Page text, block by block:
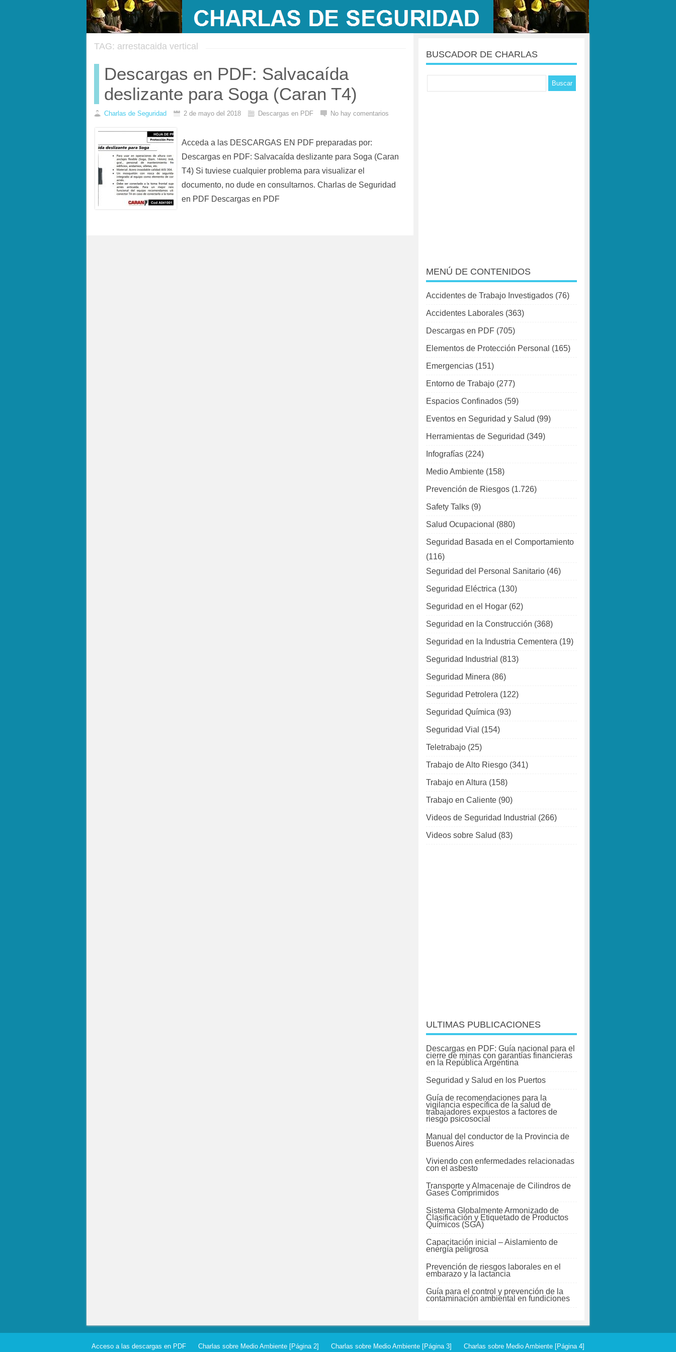
TAG: arrestacaida vertical
Descargas en PDF: Salvacaída
deslizante para Soga (Caran T4)
Charlas de Seguridad 2 de mayo del 2018 Descargas en PDF No hay comentarios
Acceda a las DESCARGAS EN PDF preparadas por:
Descargas en PDF: Salvacaída deslizante para Soga (Caran
T4) Si tuviese cualquier problema para visualizar el
documento, no dude en consultarnos. Charlas de Seguridad
en PDF Descargas en PDF
BUSCADOR DE CHARLAS
MENÚ DE CONTENIDOS
Accidentes de Trabajo Investigados (76)
Accidentes Laborales (363)
Descargas en PDF (705)
Elementos de Protección Personal (165)
Emergencias (151)
Entorno de Trabajo (277)
Espacios Confinados (59)
Eventos en Seguridad y Salud (99)
Herramientas de Seguridad (349)
Infografías (224)
Medio Ambiente (158)
Prevención de Riesgos (1.726)
Safety Talks (9)
Salud Ocupacional (880)
Seguridad Basada en el Comportamiento
(116)
Seguridad del Personal Sanitario (46)
Seguridad Eléctrica (130)
Seguridad en el Hogar (62)
Seguridad en la Construcción (368)
Seguridad en la Industria Cementera (19)
Seguridad Industrial (813)
Seguridad Minera (86)
Seguridad Petrolera (122)
Seguridad Química (93)
Seguridad Vial (154)
Teletrabajo (25)
Trabajo de Alto Riesgo (341)
Trabajo en Altura (158)
Trabajo en Caliente (90)
Videos de Seguridad Industrial (266)
Videos sobre Salud (83)
ULTIMAS PUBLICACIONES
Descargas en PDF: Guía nacional para el
cierre de minas con garantías financieras
en la República Argentina
Seguridad y Salud en los Puertos
Guía de recomendaciones para la
vigilancia específica de la salud de
trabajadores expuestos a factores de
riesgo psicosocial
Manual del conductor de la Provincia de
Buenos Aires
Viviendo con enfermedades relacionadas
con el asbesto
Transporte y Almacenaje de Cilindros de
Gases Comprimidos
Sistema Globalmente Armonizado de
Clasificación y Etiquetado de Productos
Químicos (SGA)
Capacitación inicial – Aislamiento de
energía peligrosa
Prevención de riesgos laborales en el
embarazo y la lactancia
Guía para el control y prevención de la
contaminación ambiental en fundiciones
Acceso a las descargas en PDF Charlas sobre Medio Ambiente [Página 2] Charlas sobre Medio Ambiente [Página 3] Charlas sobre Medio Ambiente [Página 4]